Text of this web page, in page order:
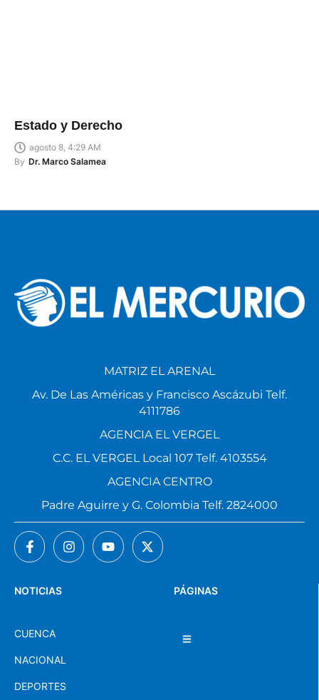
Estado y Derecho
agosto 8, 4:29 AM
By Dr. Marco Salamea
PÁGINAS
NOTICIAS
CUENCA
NACIONAL
DEPORTES
MATRIZ EL ARENAL
Av. De Las Américas y Francisco Ascázubi Telf.
4111786
AGENCIA EL VERGEL
C.C. EL VERGEL Local 107 Telf. 4103554
AGENCIA CENTRO
Padre Aguirre y G. Colombia Telf. 2824000